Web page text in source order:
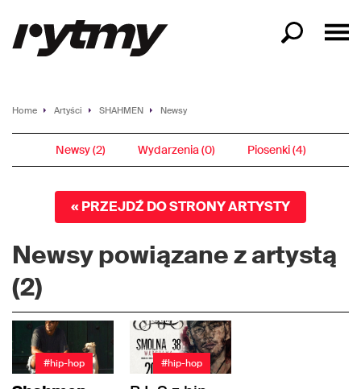
Home Artyści SHAHMEN Newsy
Newsy (2) Wydarzenia (0) Piosenki (4)
« PRZEJDŹ DO STRONY ARTYSTY
Newsy powiązane z artystą
(2)
#hip-hop #hip-hop